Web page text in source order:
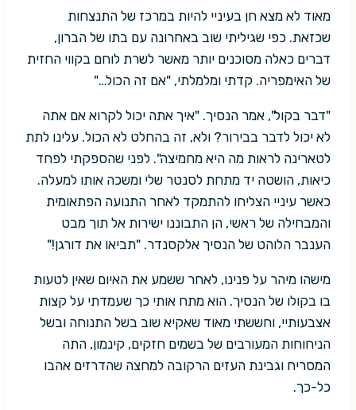
מאוד לא מצא חן בעיניי להיות במרכז של התנצחות
שכזאת. כפי שגיליתי שוב באחרונה עם בתו של הברון,
דברים כאלה מסוכנים יותר מאשר לשרת לוחם בקווי החזית
של האימפריה. קדתי ומלמלתי, "אם זה הכול…"
"דבר בקול", אמר הנסיך. "איך אתה יכול לקרוא אם אתה
לא יכול לדבר בבירור? ולא, זה בהחלט לא הכול. עלינו לתת
לטארינה לראות מה היא מחמיצה". לפני שהספקתי לפחד
כיאות, הושטה יד מתחת לסנטר שלי ומשכה אותו למעלה.
כאשר עיניי הצליחו להתמקד לאחר התנועה הפתאומית
והמבחילה של ראשי, הן התבוננו ישירות אל תוך מבט
הענבר הלוהט של הנסיך אלקסנדר. "תביאו את דורגן!"
מישהו מיהר על פנינו, לאחר ששמע את האיום שאין לטעות
בו בקולו של הנסיך. הוא מתח אותי כך שעמדתי על קצות
אצבעותיי, וחששתי מאוד שאקיא שוב בשל התנוחה ובשל
הניחוחות המעורבים של בשמים חזקים, קינמון, התה
המסריח וגבינת העזים הרקובה למחצה שהדרזים אהבו
כל-כך.